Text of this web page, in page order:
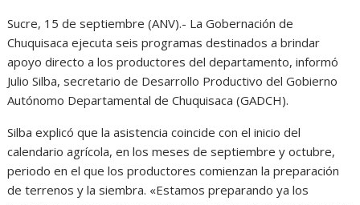
Sucre, 15 de septiembre (ANV).- La Gobernación de
Chuquisaca ejecuta seis programas destinados a brindar
apoyo directo a los productores del departamento, informó
Julio Silba, secretario de Desarrollo Productivo del Gobierno
Autónomo Departamental de Chuquisaca (GADCH).
Silba explicó que la asistencia coincide con el inicio del
calendario agrícola, en los meses de septiembre y octubre,
periodo en el que los productores comienzan la preparación
de terrenos y la siembra. «Estamos preparando ya los